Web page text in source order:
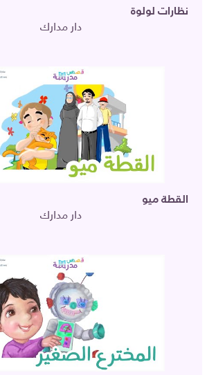
نظارات لولوة
دار مدارك
القطة ميو
دار مدارك